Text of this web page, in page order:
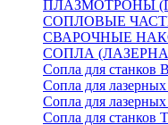
ПЛАЗМОТРОНЫ
СОПЛОВЫЕ
СВАРОЧНЫЕ
СОПЛА
Сопла для станков
Сопла для
Сопла для
Сопла для станков